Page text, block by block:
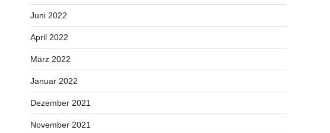
Juni 2022
April 2022
März 2022
Januar 2022
Dezember 2021
November 2021